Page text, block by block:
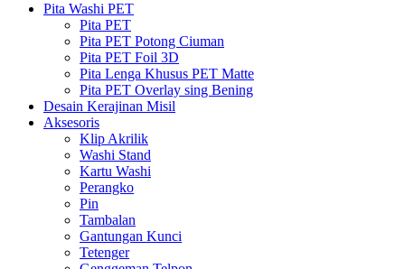
Pita Washi PET
Pita PET
Pita PET Potong Ciuman
Pita PET Foil 3D
Pita Lenga Khusus PET Matte
Pita PET Overlay sing Bening
Desain Kerajinan Misil
Aksesoris
Klip Akrilik
Washi Stand
Kartu Washi
Perangko
Pin
Tambalan
Gantungan Kunci
Tetenger